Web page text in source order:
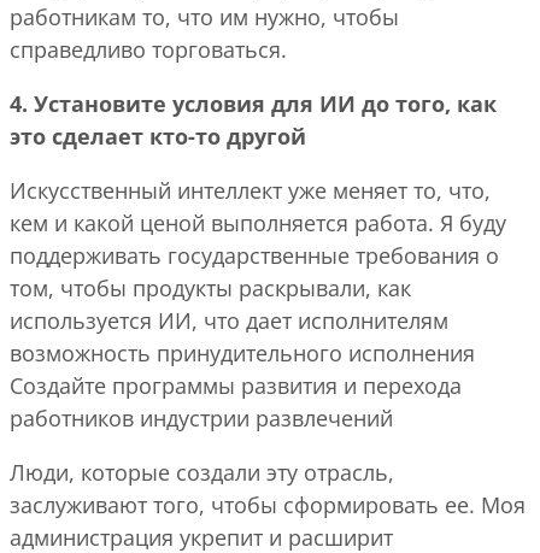
работникам то, что им нужно, чтобы
справедливо торговаться.
4. Установите условия для ИИ до того, как
это сделает кто-то другой
Искусственный интеллект уже меняет то, что,
кем и какой ценой выполняется работа. Я буду
поддерживать государственные требования о
том, чтобы продукты раскрывали, как
используется ИИ, что дает исполнителям
возможность принудительного исполнения
Создайте программы развития и перехода
работников индустрии развлечений
Люди, которые создали эту отрасль,
заслуживают того, чтобы сформировать ее. Моя
администрация укрепит и расширит